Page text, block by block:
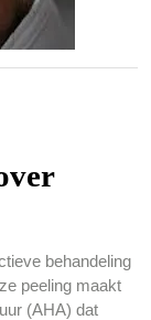
behandeling
peeling maakt
(AHA) dat